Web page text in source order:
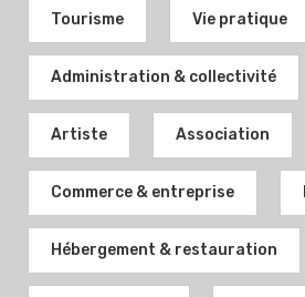
Tourisme Vie pratique
Administration & collectivité
Artiste Association
Commerce & entreprise
Hébergement & restauration